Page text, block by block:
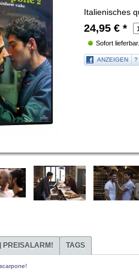
Italienisches
24,95 € *
Sofort lieferbar.
ANZEIGEN ?
PREISALARM! TAGS